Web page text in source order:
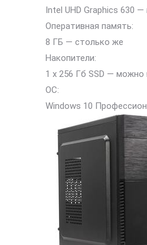
Intel UHD Graphics 630
Оперативная память:
8 ГБ — столько же
Накопители:
1 x 256 Гб SSD — можно
ОС:
Windows 10